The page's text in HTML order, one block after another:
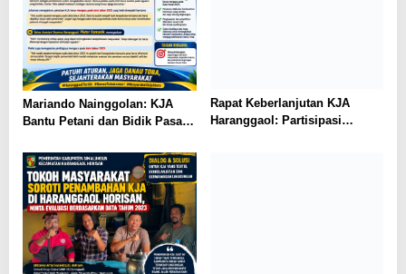
Mariando Nainggolan: KJA
Bantu Petani dan Bidik Pasar
AMPH dan Dearma Tegaskan
Penataan Harus Mengacu Data
2023
Rapat Keberlanjutan KJA
Haranggaol: Partisipasi